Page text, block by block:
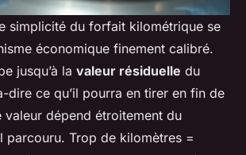
simplicité du forfait kilométrique se
économique finement calibré.
jusqu’à la valeur résiduelle du
dire ce qu’il pourra en tirer en fin de
valeur dépend étroitement du
parcouru. Trop de kilomètres =